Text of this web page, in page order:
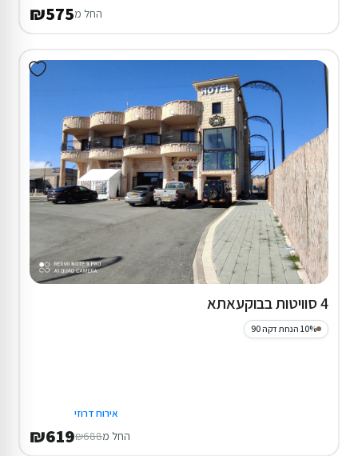
החל מ₪575
4 סוויטות בבוקעאתא
10% הנחת דקה 90
אירוח דרוזי
החל מ₪688
₪619